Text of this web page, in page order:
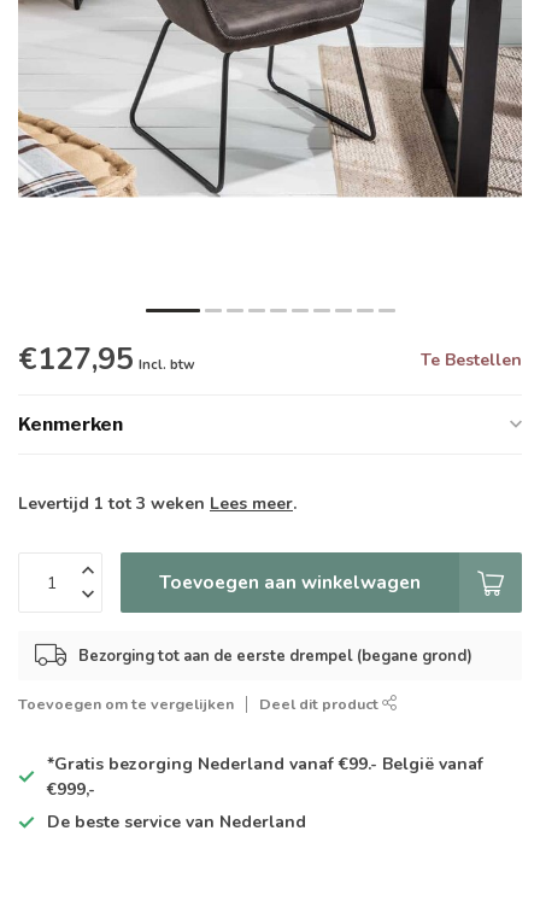
€127,95 Incl. btw Te Bestellen
Kenmerken
Levertijd 1 tot 3 weken Lees meer.
Toevoegen aan winkelwagen
Bezorging tot aan de eerste drempel (begane grond)
Toevoegen om te vergelijken Deel dit product
*Gratis bezorging Nederland vanaf €99.- België vanaf
€999,-
De beste service van Nederland